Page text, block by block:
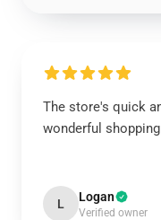
The store's quick
wonderful
L Logan
Verified owner